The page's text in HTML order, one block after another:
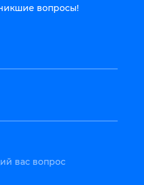
вопросы!
вас вопрос